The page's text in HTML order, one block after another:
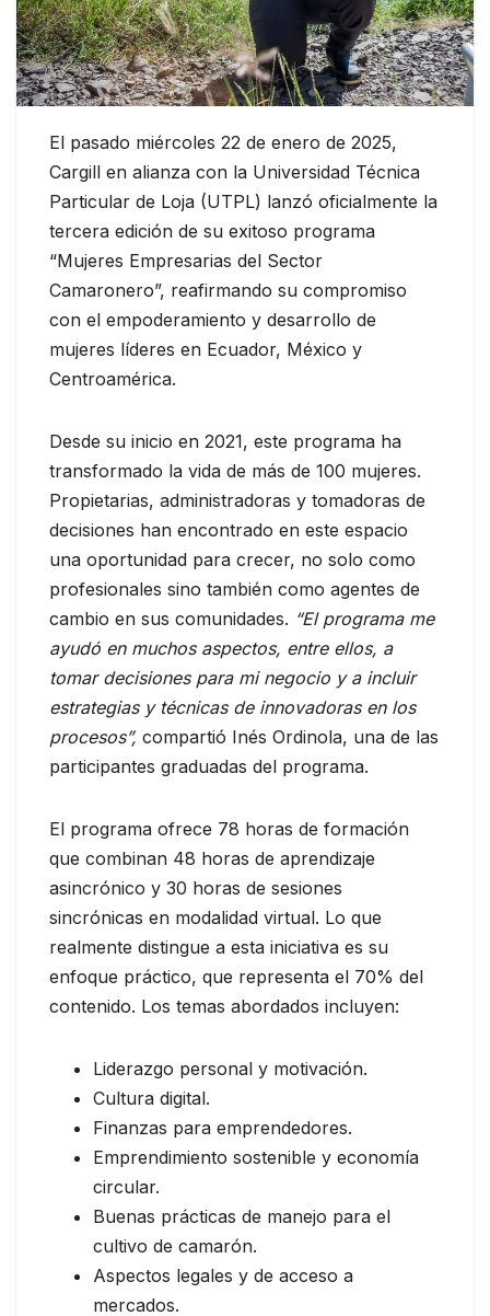
El pasado miércoles 22 de enero de 2025,
Cargill en alianza con la Universidad Técnica
Particular de Loja (UTPL) lanzó oficialmente la
tercera edición de su exitoso programa
“Mujeres Empresarias del Sector
Camaronero”, reafirmando su compromiso
con el empoderamiento y desarrollo de
mujeres líderes en Ecuador, México y
Centroamérica.
Desde su inicio en 2021, este programa ha
transformado la vida de más de 100 mujeres.
Propietarias, administradoras y tomadoras de
decisiones han encontrado en este espacio
una oportunidad para crecer, no solo como
profesionales sino también como agentes de
cambio en sus comunidades. “El programa me
ayudó en muchos aspectos, entre ellos, a
tomar decisiones para mi negocio y a incluir
estrategias y técnicas de innovadoras en los
procesos”, compartió Inés Ordinola, una de las
participantes graduadas del programa.
El programa ofrece 78 horas de formación
que combinan 48 horas de aprendizaje
asincrónico y 30 horas de sesiones
sincrónicas en modalidad virtual. Lo que
realmente distingue a esta iniciativa es su
enfoque práctico, que representa el 70% del
contenido. Los temas abordados incluyen:
Liderazgo personal y motivación.
Cultura digital.
Finanzas para emprendedores.
Emprendimiento sostenible y economía
circular.
Buenas prácticas de manejo para el
cultivo de camarón.
Aspectos legales y de acceso a
mercados.